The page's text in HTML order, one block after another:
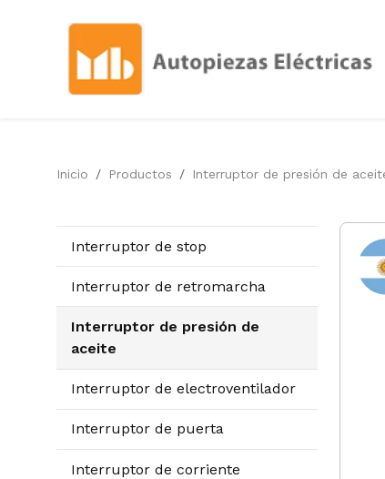
Inicio Productos Interruptor de presión de
Interruptor de stop
Interruptor de retromarcha
Interruptor de presión de
aceite
Interruptor de electroventilador
Interruptor de puerta
Interruptor de corriente